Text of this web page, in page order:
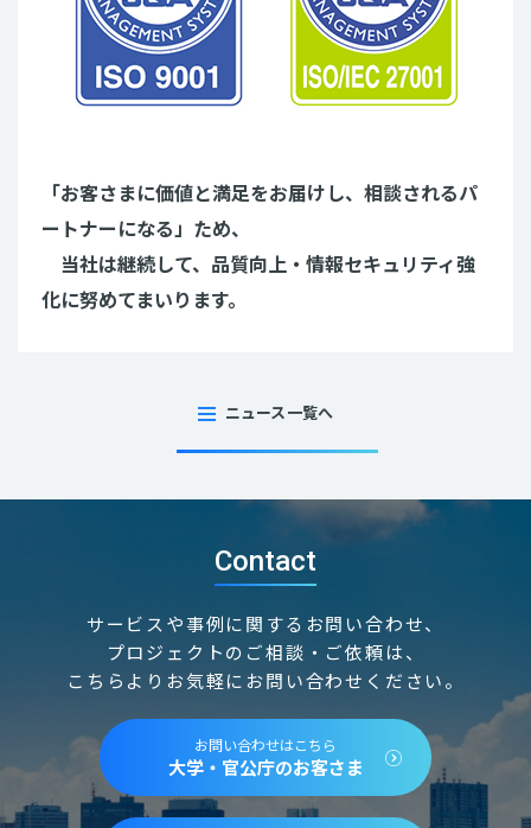
「お客さまに価値と満足をお届けし、相談されるパ
ートナーになる」ため、
当社は継続して、品質向上・情報セキュリティ強
化に努めてまいります。
ニュース一覧へ
Contact
サービスや事例に関するお問い合わせ、
プロジェクトのご相談・ご依頼は、
こちらよりお気軽にお問い合わせください。
お問い合わせはこちら
大学・官公庁のお客さま